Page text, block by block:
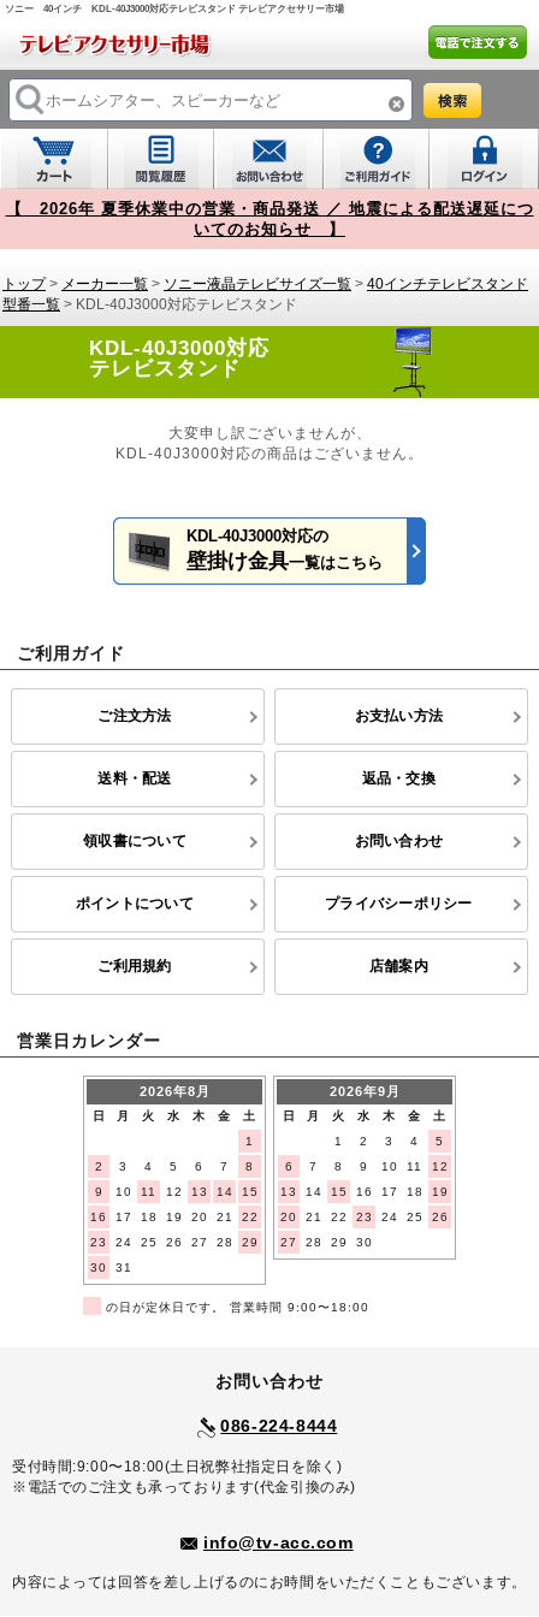
ソニー 40インチ KDL-40J3000対応テレビスタンド テレビアクセサリー市場
【 2026年 夏季休業中の営業・商品発送 ／ 地震による配送遅延につ
いてのお知らせ 】
トップ> メーカー一覧 > ソニー液晶テレビサイズ一覧 > 40インチテレビスタンド
型番一覧 > KDL-40J3000対応テレビスタンド
KDL-40J3000対応
テレビスタンド
大変申し訳ございませんが、
KDL-40J3000対応の商品はございません。
KDL-40J3000対応の
壁掛け金具一覧はこちら
ご利用ガイド
ご注文方法 お支払い方法
送料・配送 返品・交換
領収書について お問い合わせ
ポイントについて プライバシーポリシー
ご利用規約 店舗案内
営業日カレンダー
2026年8月
日 月 火 水 木 金
土
1
2
3 4 5 6 7
8
9
10 11 12 13 14
15
16
17 18 19 20 21
22
23
24 25 26 27 28
29
30
31
2026年9月
日 月 火 水 木 金
土
1
2 3 4
5
6
7 8 9 10 11
12
13
14 15 16 17 18
19
20
21 22 23 24 25
26
27
28 29 30
の日が定休日です。 営業時間 9:00〜18:00
お問い合わせ
086-224-8444
受付時間:9:00〜18:00(土日祝弊社指定日を除く)
※電話でのご注文も承っております(代金引換のみ)
info@tv-acc.com
内容によっては回答を差し上げるのにお時間をいただくこともございます。